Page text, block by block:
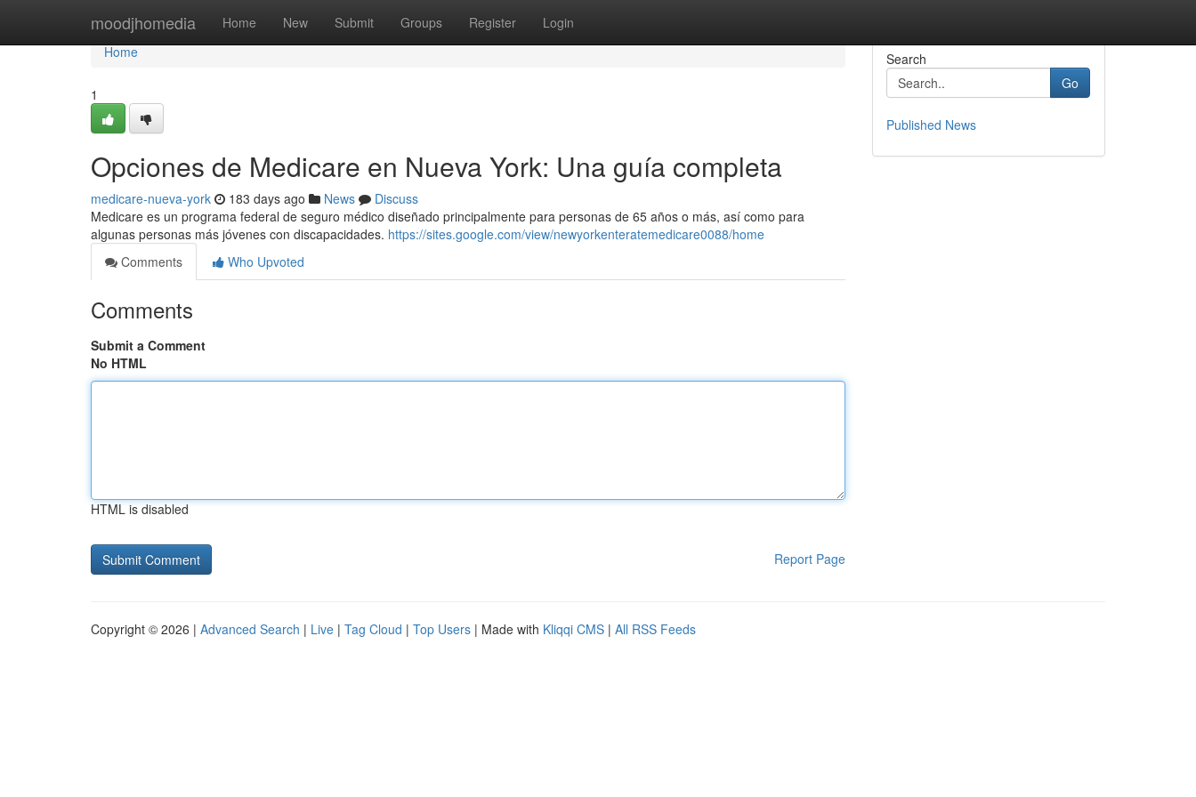
moodjhomedia Home New Submit Groups Register Login
Home
Home
1
Opciones de Medicare en Nueva York: Una guía completa
medicare-nueva-york 183 days ago News
Discuss
Medicare es un programa federal de seguro médico diseñado principalmente para personas de 65 años o más, así como para
algunas personas más jóvenes con discapacidades. https://sites.google.com/view/newyorkenteratemedicare0088/home
Comments
Who Upvoted
Comments
Submit a Comment
No HTML
HTML is disabled
Report Page
Search
Go
Published News
Copyright © 2026 | Advanced Search | Live | Tag Cloud | Top Users | Made with Kliqqi CMS | All RSS Feeds